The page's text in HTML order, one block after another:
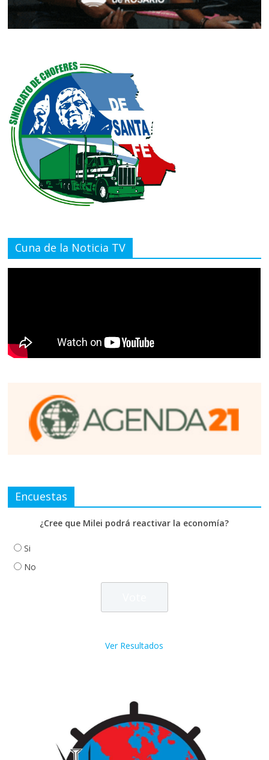
Cuna de la Noticia TV
Encuestas
¿Cree que Milei podrá reactivar la economía?
Si
No
Ver Resultados